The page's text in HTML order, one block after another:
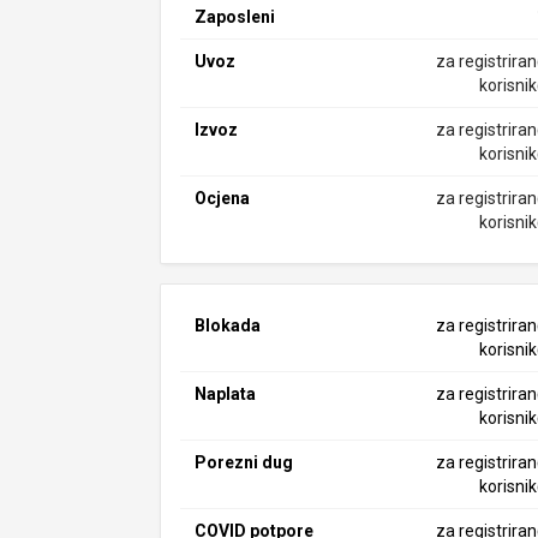
Zaposleni
Uvoz
za
Izvoz
za
Ocjena
za
Blokada
za
Naplata
za
Porezni dug
za
COVID potpore za